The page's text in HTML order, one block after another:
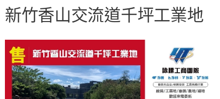
新竹香山交流道千坪工業地